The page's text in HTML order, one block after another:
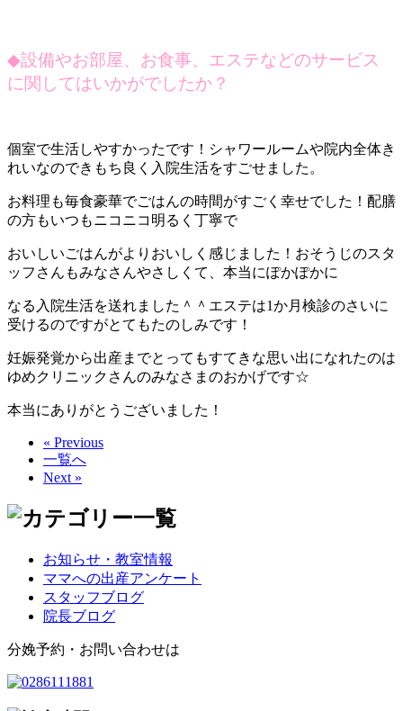
◆設備やお部屋、お食事、エステなどのサービス
に関してはいかがでしたか？
個室で生活しやすかったです！シャワールームや院内全体き
れいなのできもち良く入院生活をすごせました。
お料理も毎食豪華でごはんの時間がすごく幸せでした！配膳
の方もいつもニコニコ明るく丁寧で
おいしいごはんがよりおいしく感じました！おそうじのスタ
ッフさんもみなさんやさしくて、本当にぽかぽかに
なる入院生活を送れました＾＾エステは1か月検診のさいに
受けるのですがとてもたのしみです！
妊娠発覚から出産までとってもすてきな思い出になれたのは
ゆめクリニックさんのみなさまのおかげです☆
本当にありがとうございました！
« Previous
一覧へ
Next »
お知らせ・教室情報
ママへの出産アンケート
スタッフブログ
院長ブログ
分娩予約・お問い合わせは